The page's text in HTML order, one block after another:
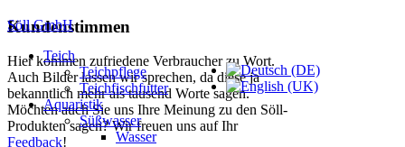
Söll GmbH
Teich
Teichpflege
Teichfischfutter
Aquaristik
Süßwasser
Wasser
Kundenstimmen
Hier kommen zufriedene Verbraucher zu Wort.
Auch Bilder lassen wir sprechen, da diese ja
bekanntlich mehr als tausend Worte sagen.
Möchten auch Sie uns Ihre Meinung zu den Söll-
Produkten sagen? Wir freuen uns auf Ihr
Feedback!